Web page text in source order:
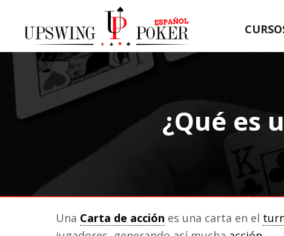
¿Qué es
Una Carta de acción es una carta en el